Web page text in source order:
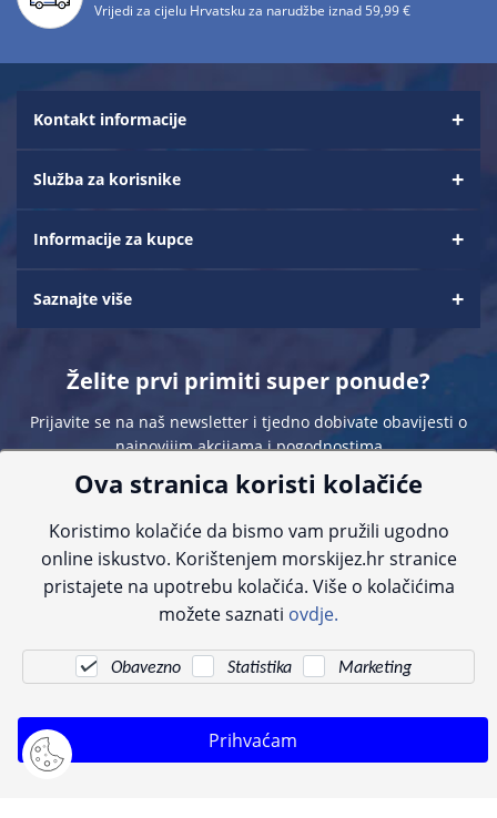
Vrijedi za cijelu Hrvatsku za narudžbe iznad 59,99 €
Kontakt informacije
Služba za korisnike
Informacije za kupce
Saznajte više
Želite prvi primiti super ponude?
Prijavite se na naš newsletter i tjedno dobivate obavijesti o
najnovijim akcijama i pogodnostima
Sve navedene cijene sadrže PDV. Pokušavamo osigurati što preciznije
informacije, ali zbog tehnoloških ograničenja ne možemo garantirati potpunu
kontaktirajte nas putem telefona:+385 23 231 761ili e-maila:info@morskijez.hr
Ova stranica koristi kolačiće
Koristimo kolačiće da bismo vam pružili ugodno
online iskustvo. Korištenjem morskijez.hr stranice
pristajete na upotrebu kolačića. Više o kolačićima
možete saznati ovdje.
Obavezno Statistika Marketing
Prihvaćam